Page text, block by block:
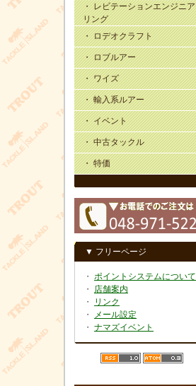
・ レビテーションエンジニア
リング
・ ロデオクラフト
・ ロブルアー
・ ワイズ
・ 輸入系ルアー
・ イベント
・ 中古タックル
・ 特価
▼ フリーページ
・ ポイントシステムについて
・ 店舗案内
・
リンク
・
メール設定
・ ナマズイベント